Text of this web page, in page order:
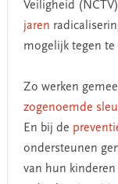
Veiligheid
jaren
mogelijk tegen te
Zo werken
zogenoemde
En bij de
ondersteunen
van hun